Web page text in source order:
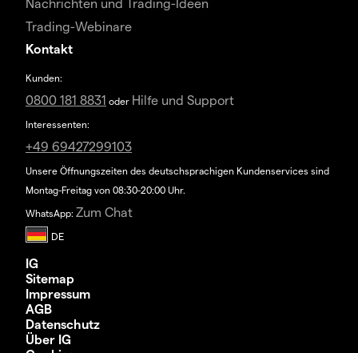
Nachrichten und Trading-Ideen
Trading-Webinare
Kontakt
Kunden:
0800 181 8831 oder Hilfe und Support
Interessenten:
+49 69427299103
Unsere Öffnungszeiten des deutschsprachigen Kundenservices sind
Montag-Freitag von 08:30-20:00 Uhr.
WhatsApp: Zum Chat
IG
Sitemap
Impressum
AGB
Datenschutz
Über IG